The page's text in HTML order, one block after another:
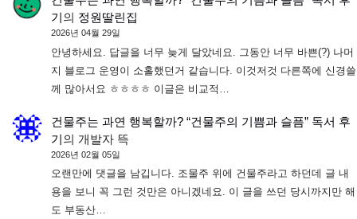
기 의 정원딸린집
2026년 04월 29일
안녕하세요. 답글을 너무 늦게 달았네요. 그동안 너무 바쁜(?) 나머
지 블로그 운영이 소홀했던거 같습니다. 이것저것 다른쪽에 신경쓸
께 많아서요 ㅎㅎㅎㅎ 이글은 비교적…
건물주는 과연 행복할까? “건물주의 기쁨과 슬픔” 독서 후
기의 개발자 뜩
2026년 02월 05일
오랜만에 댓글을 남깁니다. 조물주 위에 건물주라고 하던데 글 내
용을 보니 꼭 그런 것만은 아니겠네요. 이 글을 쓰던 당시까지만 해
도 부동산…